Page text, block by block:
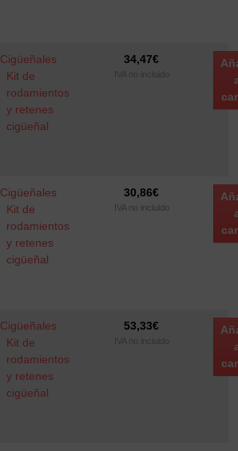
Cigüeñales
Kit de
rodamientos
y retenes
cigüeñal
34,47€
IVA no incluido
Cigüeñales
Kit de
rodamientos
y retenes
cigüeñal
30,86€
IVA no incluido
Cigüeñales
Kit de
rodamientos
y retenes
cigüeñal
53,33€
IVA no incluido